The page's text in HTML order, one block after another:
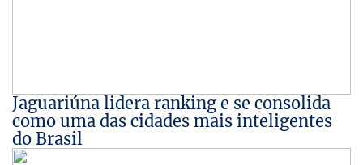
Jaguariúna lidera ranking e se consolida
como uma das cidades mais inteligentes
do Brasil